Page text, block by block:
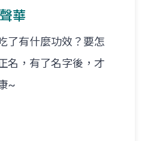
華
了有什麼功效？要怎
名，有了名字後，才
~